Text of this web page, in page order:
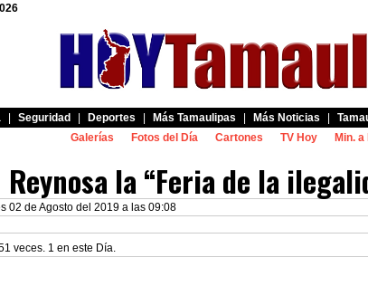
Seguridad Deportes Más Tamaulipas Más Noticias
Galerías
Fotos del Día Cartones TV Hoy Min. a
la “Feria de la
02 de Agosto del 2019 a las 09:08
veces. 1 en este Día.